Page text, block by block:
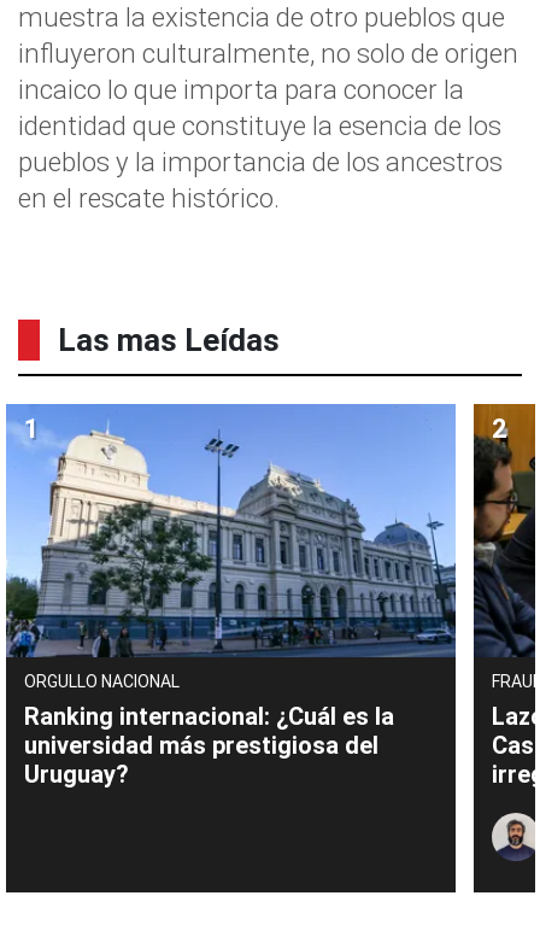
muestra la existencia de otro pueblos que
influyeron culturalmente, no solo de origen
incaico lo que importa para conocer la
identidad que constituye la esencia de los
pueblos y la importancia de los ancestros
en el rescate histórico.
Las mas Leídas
ORGULLO NACIONAL
Ranking internacional: ¿Cuál es la
universidad más prestigiosa del
Uruguay?